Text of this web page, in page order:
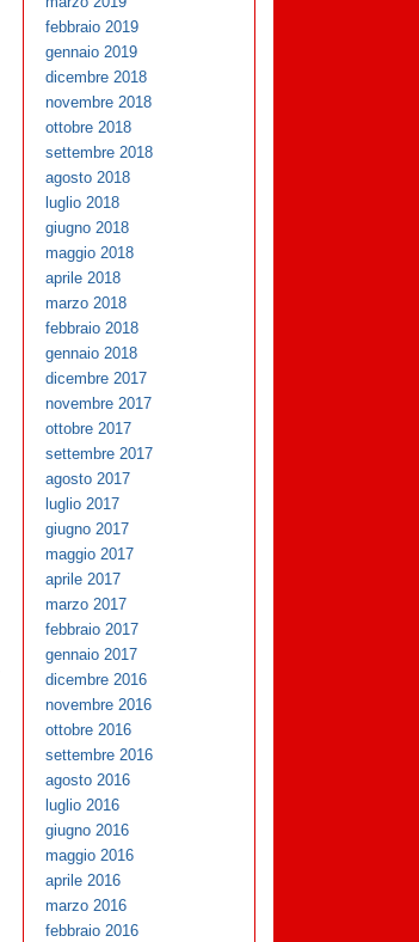
febbraio 2019
gennaio 2019
dicembre 2018
novembre 2018
ottobre 2018
settembre 2018
agosto 2018
luglio 2018
giugno 2018
maggio 2018
aprile 2018
marzo 2018
febbraio 2018
gennaio 2018
dicembre 2017
novembre 2017
ottobre 2017
settembre 2017
agosto 2017
luglio 2017
giugno 2017
maggio 2017
aprile 2017
marzo 2017
febbraio 2017
gennaio 2017
dicembre 2016
novembre 2016
ottobre 2016
settembre 2016
agosto 2016
luglio 2016
giugno 2016
maggio 2016
aprile 2016
marzo 2016
febbraio 2016